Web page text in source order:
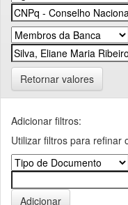
Retornar valores
Adicionar filtros:
Utilizar filtros para refinar